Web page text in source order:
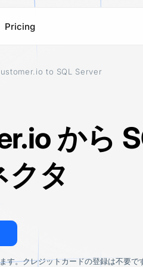
customer data
or data lake
POPULAR DESTINATIONS
Snowflake
Amazon Redshift
ClickHouse
Google Cloud Storage
See all destinations
Pricing
to SQL Server
から
タ
す。クレジットカードの登録は不要で